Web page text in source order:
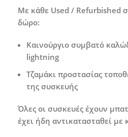
Με κάθε Used / Refurbished
δώρο:
Καινούργιο συμβατό
lightning
Τζαμάκι προστασίας
της συσκευής
Όλες οι συσκευές έχουν
έχει ήδη αντικατασταθεί με